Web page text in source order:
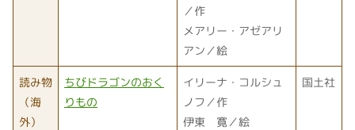
／作
メアリー・アゼアリ
アン／絵
読み物
（海
外）
ちびドラゴンのおく
りもの
イリーナ・コルシュ
ノフ／作
伊東 寛／絵
国土社